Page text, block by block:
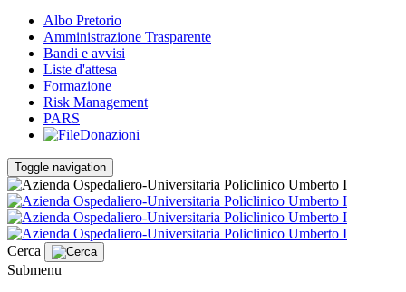
Albo Pretorio
Amministrazione Trasparente
Bandi e avvisi
Liste d'attesa
Formazione
Risk Management
PARS
Donazioni
Toggle navigation
Cerca
Submenu